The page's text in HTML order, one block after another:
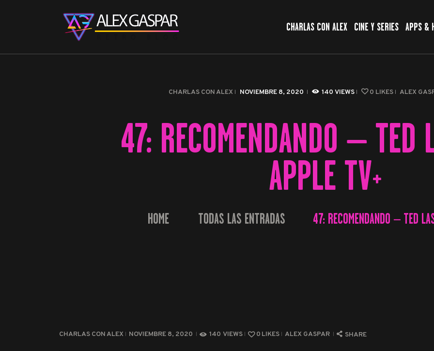
CHARLAS CON ALEX CINE Y SERIES APPS &
CHARLAS CON ALEX NOVIEMBRE 8, 2020 140 VIEWS 0 LIKES ALEX
47: RECOMENDANDO – TED
APPLE TV+
HOME TODAS LAS ENTRADAS 47: RECOMENDANDO – TED
CINE Y SERIES
APPS & HERRAMIENTAS
CHARLAS CON ALEX NOVIEMBRE 8, 2020 140 VIEWS 0 LIKES ALEX GASPAR SHARE